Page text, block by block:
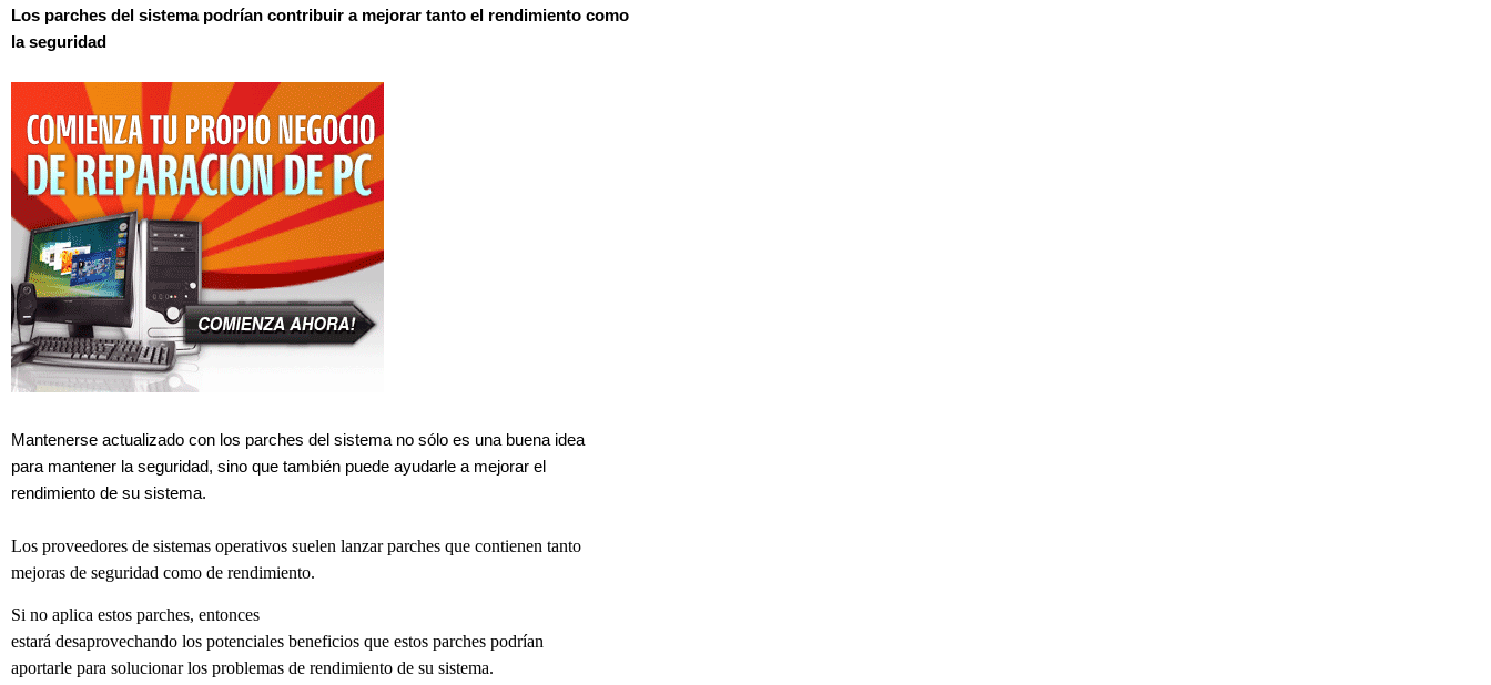
Los parches del sistema podrían contribuir a mejorar tanto el rendimiento como
la seguridad
Mantenerse actualizado con los parches del sistema no sólo es una buena idea
para mantener la seguridad, sino que también puede ayudarle a mejorar el
rendimiento de su sistema.
Los proveedores de sistemas operativos suelen lanzar parches que contienen tanto
mejoras de seguridad como de rendimiento.
Si no aplica estos parches, entonces
estará desaprovechando los potenciales beneficios que estos parches podrían
aportarle para solucionar los problemas de rendimiento de su sistema.